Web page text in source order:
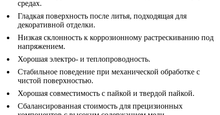
средах.
Гладкая поверхность после литья, подходящая для
декоративной отделки.
Низкая склонность к коррозионному растрескиванию под
напряжением.
Хорошая электро- и теплопроводность.
Стабильное поведение при механической обработке с
чистой поверхностью.
Хорошая совместимость с пайкой и твердой пайкой.
Сбалансированная стоимость для прецизионных